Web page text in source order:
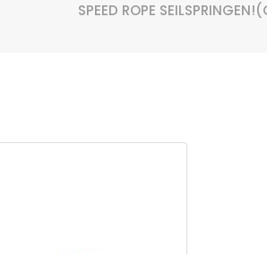
SPEED ROPE SEILSPRINGEN!(